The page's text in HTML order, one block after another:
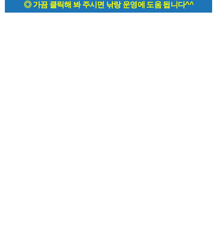
◎ 가끔 클릭해 봐 주시면 낚랑 운영에 도움 됩니다^^